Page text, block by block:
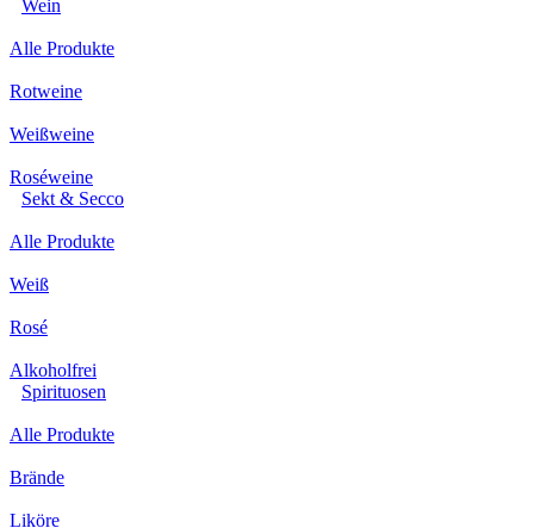
Wein
Alle Produkte
Rotweine
Weißweine
Roséweine
Sekt & Secco
Alle Produkte
Weiß
Rosé
Alkoholfrei
Spirituosen
Alle Produkte
Brände
Liköre